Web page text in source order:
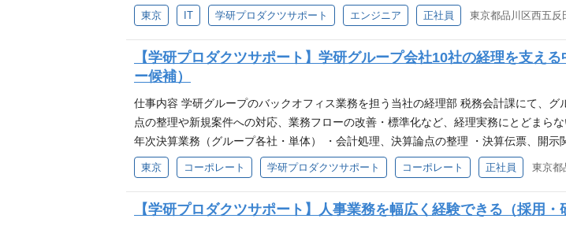
務・総務・購買・請求/支払・法務・営業事務等）のいずれかでの業務経験 ・ドキュ
作成可能） ・ベンダーコントロール経験（RFP、見積評価、進捗/品質管理） 補足情
践スキルが身につきます。将来的には、業務改革リーダー、社内コンサル、DX推進責
・問い合わせ対応（調査・回答） ・横断的プロジェクトへの参加、各種
ベンダーからの請求書処理等の事務作業 基礎条件（マインド） •案件単位のアサイン
ーク以外のIT分野にも関心がある 必須条件（ナレッジ・スキル） •ネットワーク機器
築、運用経験 •回線敷設の経験 上記のご経験は３つとも必須です。 歓迎条件（ナレッ
S、DHCPの運用経験 •ActiveDirectoryやEntra IDの運用経験 •Linuxサーバーの運用経
名 ビジネスパートナー２名） その他・備考 •グループネットワークの運用・管理を
トも発生します。コミュニケーション能力と調整能力が求められます。 •在宅勤務が
務となります。 •ベンダーからの請求書処理等の事務作業もあります。 •スキルに応じ
東京 IT 学研プロダクツサポート エンジニア 正社員 東京都品川区西五反
【学研プロダクツサポート】学研グループ会社10社の経理を支え
ー候補）
仕事内容 学研グループのバックオフィス業務を担う当社の経理部 税務会計課にて、
点の整理や新規案件への対応、業務フローの改善・標準化など、経理実務にとどまら
年次決算業務（グループ各社・単体） ・会計処理、決算論点の整理 ・決算伝票、開
（ご経験に応じて担当） ・新規取引や組織再編等に関する会計処理の検討（ご経験に
理 ・新規取引・新規事業に関する会計処理の検討 ・M&A・組織再編に係る会計処理
計実務や決算を経験できます。1社に在籍しながら、経理としての幅広い経験や専門
東京 コーポレート 学研プロダクツサポート コーポレート 正社員 東京
【学研プロダクツサポート】人事業務を幅広く経験できる（採用